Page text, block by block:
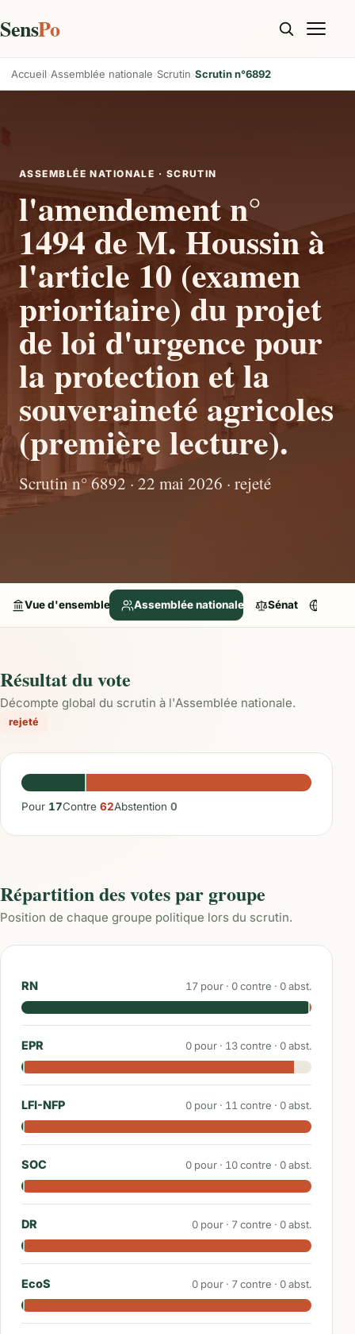
SensPo
Accueil Assemblée nationale Scrutin Scrutin n°6892
ASSEMBLÉE NATIONALE · SCRUTIN
l'amendement n°
1494 de M. Houssin à
l'article 10 (examen
prioritaire) du projet
de loi d'urgence pour
la protection et la
souveraineté agricoles
(première lecture).
Scrutin n° 6892 · 22 mai 2026 · rejeté
Vue d'ensemble Assemblée nationale Sénat
Résultat du vote
Décompte global du scrutin à l'Assemblée nationale.
rejeté
Pour 17Contre 62Abstention 0
Répartition des votes par groupe
Position de chaque groupe politique lors du scrutin.
RN 17 pour · 0contre · 0abst.
EPR 0 pour · 13contre · 0abst.
LFI-NFP 0 pour · 11 contre · 0abst.
SOC 0 pour · 10contre · 0abst.
DR 0 pour · 7contre · 0abst.
EcoS 0 pour · 7contre · 0abst.